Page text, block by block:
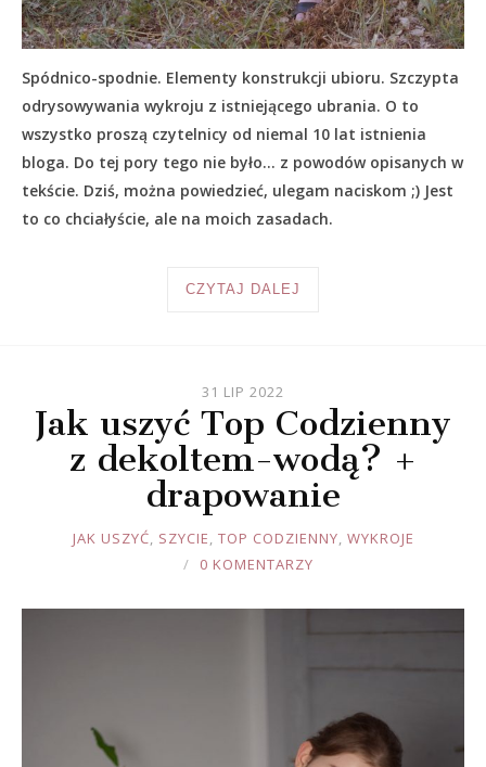
Spódnico-spodnie. Elementy konstrukcji ubioru. Szczypta
odrysowywania wykroju z istniejącego ubrania. O to
wszystko proszą czytelnicy od niemal 10 lat istnienia
bloga. Do tej pory tego nie było… z powodów opisanych w
tekście. Dziś, można powiedzieć, ulegam naciskom ;) Jest
to co chciałyście, ale na moich zasadach.
CZYTAJ DALEJ
31 LIP 2022
Jak uszyć Top Codzienny
z dekoltem-wodą? +
drapowanie
JOULE
JAK USZYĆ, SZYCIE, TOP CODZIENNY, WYKROJE
0 KOMENTARZY